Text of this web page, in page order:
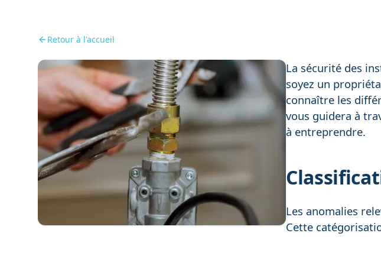
Retour à l'accueil
La sécurité des
soyez un
connaître les
vous guidera à
à entreprendre.
Les anomalies
Cette